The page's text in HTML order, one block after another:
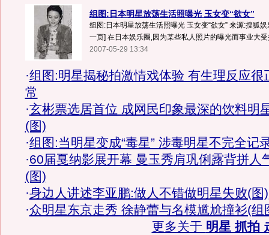
组图:日本明星放荡生活照曝光 玉女变“欲女”
组图:日本明星放荡生活照曝光 玉女变“欲女” 来源:搜狐
一页] 在日本娱乐圈,因为某些私人照片的曝光而事业大
2007-05-29 13:34
·组图:明星揭秘拍激情戏体验 有生理反应很
常
·玄彬票选居首位 成网民印象最深的饮料明
(图)
·组图:当明星变成“毒星” 涉毒明星不完全记
·60届戛纳影展开幕 曼玉秀肩巩俐露背拼人
(图)
·身边人讲述李亚鹏:做人不错做明星失败(图)
·众明星东京走秀 徐静蕾与名模尴尬撞衫(组
更多关于 明星 抓拍